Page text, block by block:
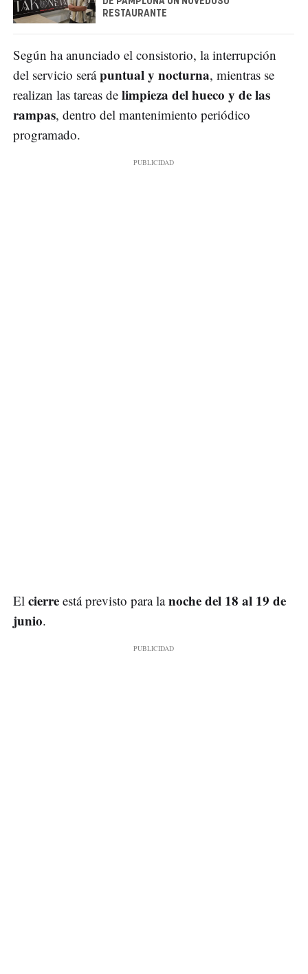
RESTAURANTE
Según ha anunciado el consistorio, la interrupción
del servicio serápuntual y nocturna, mientras se
realizan las tareas de limpieza del hueco y de las
rampas, dentro del mantenimiento periódico
programado.
El cierre está previsto para lanoche del 18 al 19 de
junio.